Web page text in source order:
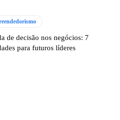
de decisão nos negócios: 7
para futuros líderes